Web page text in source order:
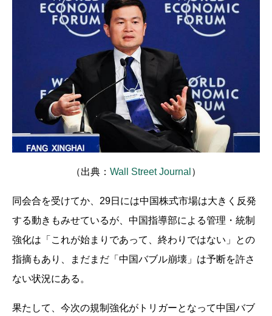
（出典： Wall Street Journal ）
同会合を受けてか、29日には中国株式市場は大きく反発
する動きもみせているが、中国指導部による管理・統制
強化は「これが始まりであって、終わりではない」との
指摘もあり、まだまだ「中国バブル崩壊」は予断を許さ
ない状況にある。
果たして、今次の規制強化がトリガーとなって中国バブ